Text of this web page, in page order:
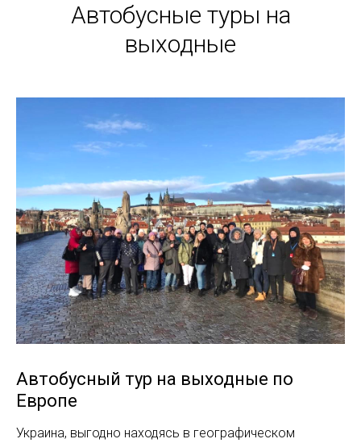
Автобусные туры на
выходные
Автобусный тур на выходные по
Европе
Украина, выгодно находясь в географическом